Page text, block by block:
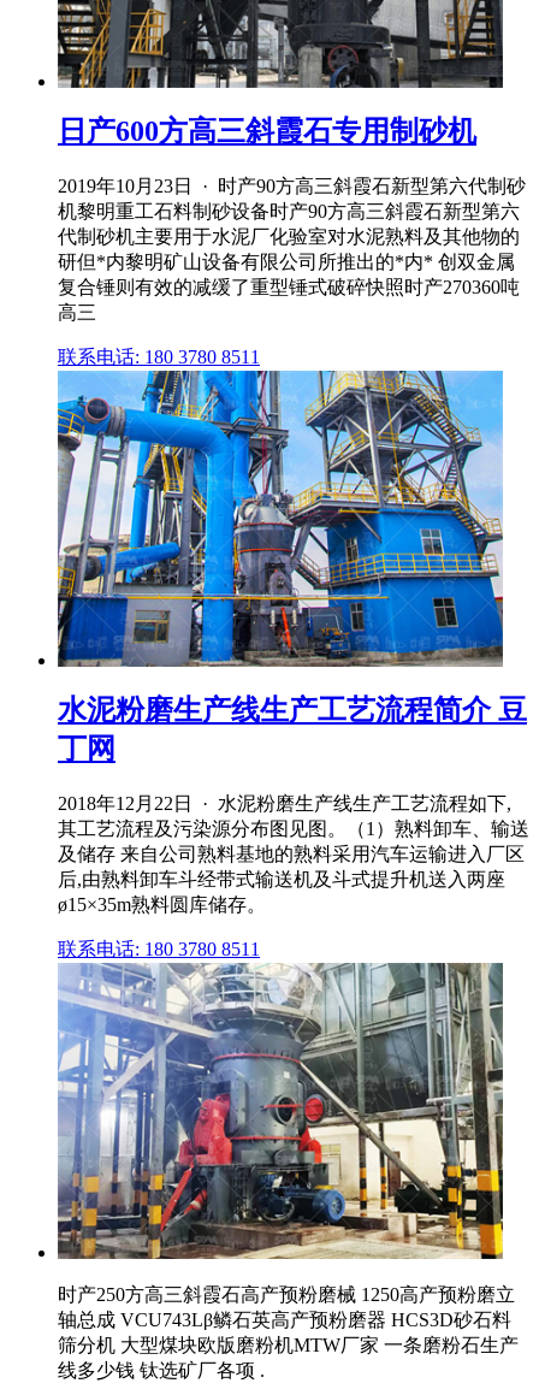
日产600方高三斜霞石专用制砂机
2019年10月23日 · 时产90方高三斜霞石新型第六代制砂
机黎明重工石料制砂设备时产90方高三斜霞石新型第六
代制砂机主要用于水泥厂化验室对水泥熟料及其他物的
研但*内黎明矿山设备有限公司所推出的*内* 创双金属
复合锤则有效的减缓了重型锤式破碎快照时产270360吨
高三
联系电话: 180 3780 8511
水泥粉磨生产线生产工艺流程简介 豆
丁网
2018年12月22日 · 水泥粉磨生产线生产工艺流程如下,
其工艺流程及污染源分布图见图。（1）熟料卸车、输送
及储存 来自公司熟料基地的熟料采用汽车运输进入厂区
后,由熟料卸车斗经带式输送机及斗式提升机送入两座
ø15×35m熟料圆库储存。
联系电话: 180 3780 8511
时产250方高三斜霞石高产预粉磨械 1250高产预粉磨立
轴总成 VCU743Lβ鳞石英高产预粉磨器 HCS3D砂石料
筛分机 大型煤块欧版磨粉机MTW厂家 一条磨粉石生产
线多少钱 钛选矿厂各项 .